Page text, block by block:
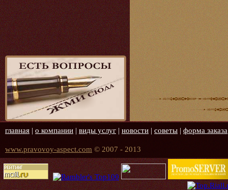
главная | о компании | виды услуг | новости | советы | форма заказа
www.pravovoy-aspect.com © 2007 - 2013